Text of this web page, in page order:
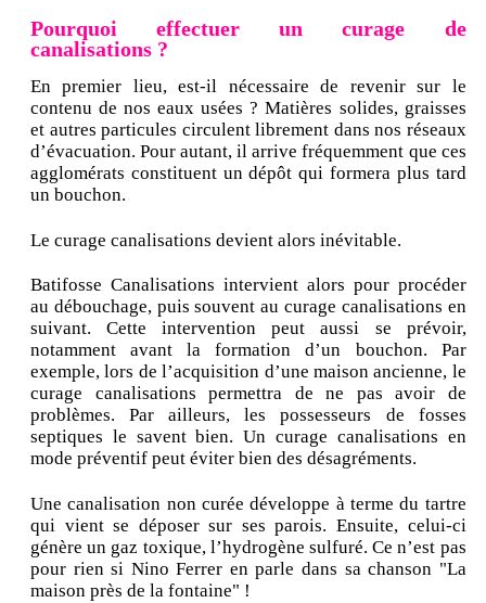
Pourquoi effectuer un curage de
canalisations ?
En premier lieu, est-il nécessaire de revenir sur le
contenu de nos eaux usées ? Matières solides, graisses
et autres particules circulent librement dans nos réseaux
d’évacuation. Pour autant, il arrive fréquemment que ces
agglomérats constituent un dépôt qui formera plus tard
un bouchon.
Le curage canalisations devient alors inévitable.
Batifosse Canalisations intervient alors pour procéder
au débouchage, puis souvent au curage canalisations en
suivant. Cette intervention peut aussi se prévoir,
notamment avant la formation d’un bouchon. Par
exemple, lors de l’acquisition d’une maison ancienne, le
curage canalisations permettra de ne pas avoir de
problèmes. Par ailleurs, les possesseurs de fosses
septiques le savent bien. Un curage canalisations en
mode préventif peut éviter bien des désagréments.
Une canalisation non curée développe à terme du tartre
qui vient se déposer sur ses parois. Ensuite, celui-ci
génère un gaz toxique, l’hydrogène sulfuré. Ce n’est pas
pour rien si Nino Ferrer en parle dans sa chanson "La
maison près de la fontaine" !